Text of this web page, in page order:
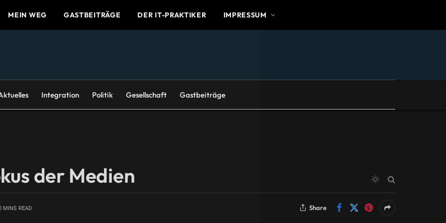
MEIN WEG GASTBEITRÄGE DER IT-PRAKTIKER IMPRESSUM
Integration Politik Gesellschaft Gastbeiträge
der Medien
MINS READ Share